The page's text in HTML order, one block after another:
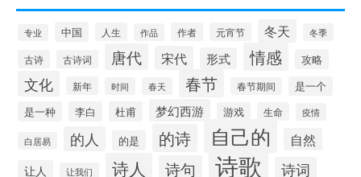
专业 中国 人生 作品 作者 元宵节 冬天 冬季
古诗 古诗词 唐代 宋代 形式 情感 攻略
文化 新年 时间 春天 春节 春节期间 是一个
是一种 李白 杜甫 梦幻西游 游戏 生命 疫情
白居易 的人 的是 的诗 自己的 自然
让人 让我们 诗人 诗句 诗歌 诗词